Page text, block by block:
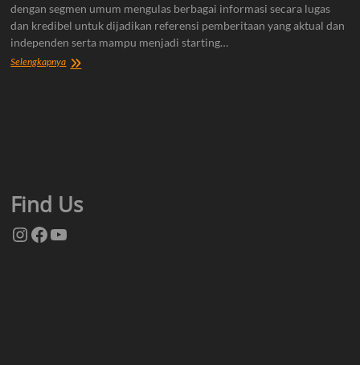
dengan segmen umum mengulas berbagai informasi secara lugas
dan kredibel untuk dijadikan referensi pemberitaan yang aktual dan
independen serta mampu menjadi starting…
SelengkapnyaTentang
Find Us
Instagram
Facebook
YouTube